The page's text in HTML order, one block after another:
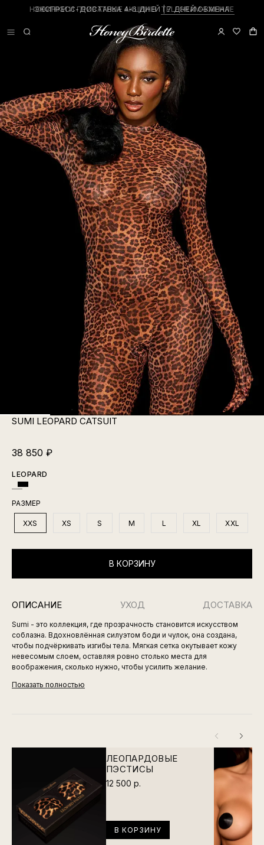
ЭКСПРЕСС-ДОСТАВКА 4-6 ДНЕЙ | 7 ДНЕЙ ОБМЕНА
SUMI LEOPARD CATSUIT
38 850 ₽
LEOPARD
РАЗМЕР
XXS XS S M L XL XXL
В КОРЗИНУ
ОПИСАНИЕ УХОД ДОСТАВКА
Sumi - это коллекция, где прозрачность становится искусством
соблазна. Вдохновлённая силуэтом боди и чулок, она создана,
чтобы подчёркивать изгибы тела. Мягкая сетка окутывает кожу
невесомым слоем, оставляя ровно столько места для
воображения, сколько нужно, чтобы усилить желание.
Показать полностью
ЛЕОПАРДОВЫЕ
ПЭСТИСЫ
12 500 р.
В КОРЗИНУ